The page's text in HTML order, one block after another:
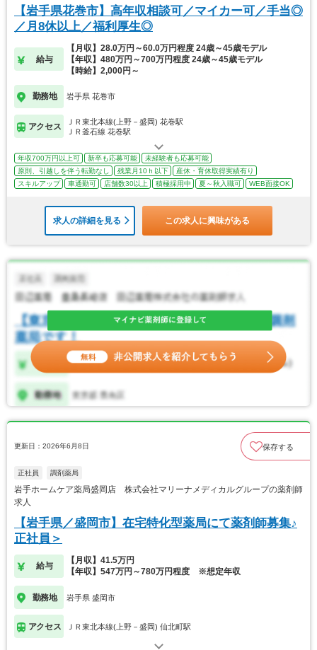
【岩手県花巻市】高年収相談可／マイカー可／手当◎
／月8休以上／福利厚生◎
給与
【月収】28.0万円～60.0万円程度 24歳～45歳モデル
【年収】480万円～700万円程度 24歳～45歳モデル
【時給】2,000円～
勤務地 岩手県 花巻市
アクセス
ＪＲ東北本線(上野－盛岡) 花巻駅
ＪＲ釜石線 花巻駅
年収700万円以上可 新卒も応募可能
未経験者も応募可能
原則、引越しを伴う転勤なし
残業月10ｈ以下
産休・育休取得実績有り
スキルアップ
車通勤可 店舗数30以上 積極採用中 夏～秋入職可 WEB面接OK
求人の詳細を見る この求人に興味がある
更新日：2026年6月8日 保存する
正社員 調剤薬局
岩手ホームケア薬局盛岡店 株式会社マリーナメディカルグループの薬剤師
求人
【岩手県／盛岡市】在宅特化型薬局にて薬剤師募集♪
正社員＞
給与
【月収】41.5万円
【年収】547万円～780万円程度 ※想定年収
勤務地 岩手県 盛岡市
アクセス ＪＲ東北本線(上野－盛岡) 仙北町駅